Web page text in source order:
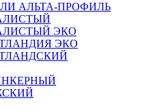
АЛЬТА-ПРОФИЛЬ
ЭКО
ЭКО